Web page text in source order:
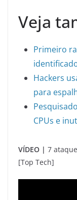
Veja
Primeiro
Hackers
para
CPUs e
VÍDEO | 7
[Top Tech]